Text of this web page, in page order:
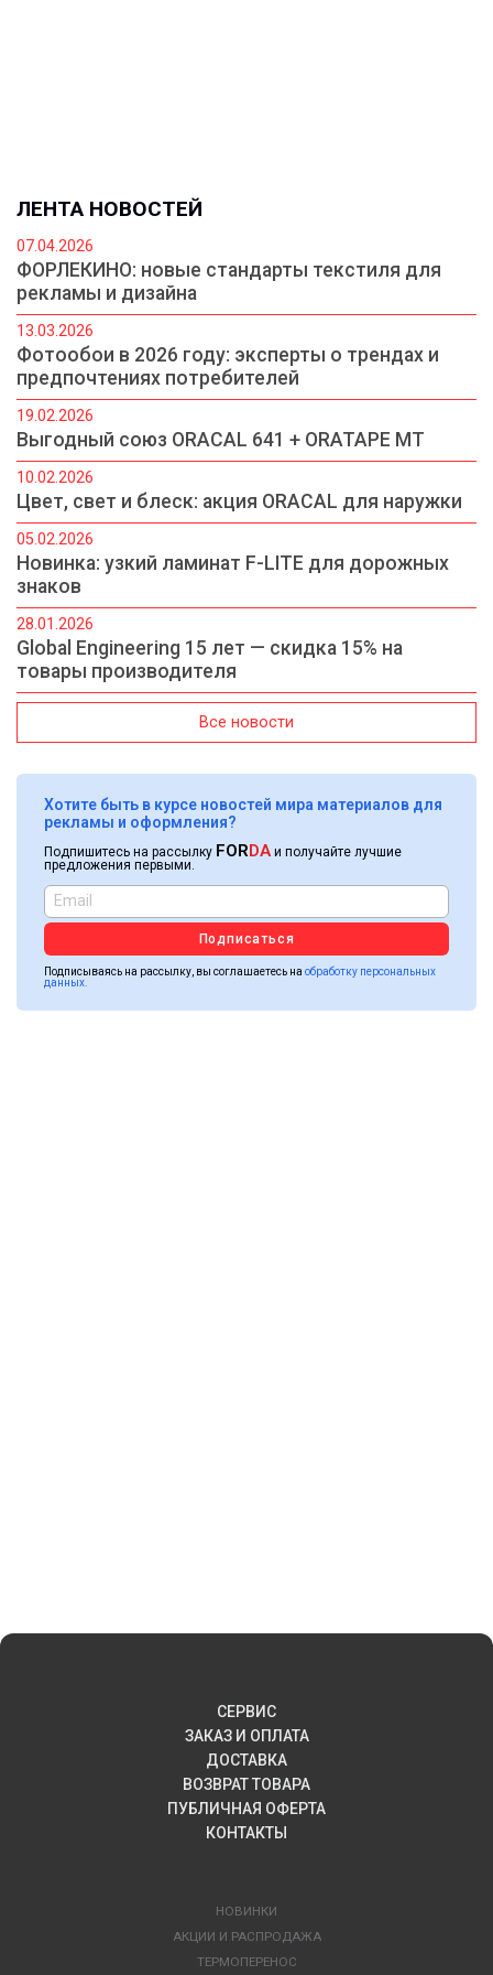
ЛЕНТА НОВОСТЕЙ
07.04.2026
ФОРЛЕКИНО: новые стандарты текстиля для
рекламы и дизайна
13.03.2026
Фотообои в 2026 году: эксперты о трендах и
предпочтениях потребителей
19.02.2026
Выгодный союз ORACAL 641 + ORATAPE MT
10.02.2026
Цвет, свет и блеск: акция ORACAL для наружки
05.02.2026
Новинка: узкий ламинат F-LITE для дорожных
знаков
28.01.2026
Global Engineering 15 лет — скидка 15% на
товары производителя
Все новости
Хотите быть в курсе новостей мира материалов для
рекламы и оформления?
Подпишитесь на рассылку FORDA и получайте лучшие
предложения первыми.
Подписаться
Подписываясь на рассылку, вы соглашаетесь на обработку персональных
данных.
СЕРВИС
ЗАКАЗ И ОПЛАТА
ДОСТАВКА
ВОЗВРАТ ТОВАРА
ПУБЛИЧНАЯ ОФЕРТА
КОНТАКТЫ
НОВИНКИ
АКЦИИ И РАСПРОДАЖА
ТЕРМОПЕРЕНОС